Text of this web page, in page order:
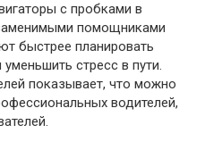
с пробками в
помощниками
быстрее планировать
стресс в пути.
показывает, что можно
водителей,